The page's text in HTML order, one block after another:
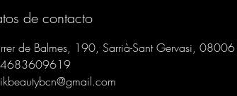
de contacto
de Balmes, 190, Sarrià-Sant Gervasi,